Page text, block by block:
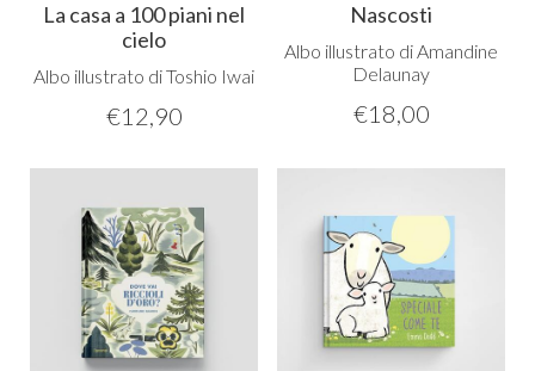
La casa a 100 piani nel
cielo
Albo illustrato di Toshio Iwai
€12,90
Nascosti
Albo illustrato di Amandine
Delaunay
€18,00